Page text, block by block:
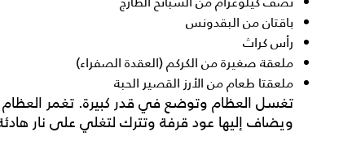
باقتان من البقدونس
رأس كراث
ملعقة صغيرة من الكركم (العقدة الصفراء)
ملعقتا طعام من الأرز القصير الحبة
تغسل العظام وتوضع في قدر كبيرة. تغمر العظام
ويضاف إليها عود قرفة وتترك لتغلي على نار